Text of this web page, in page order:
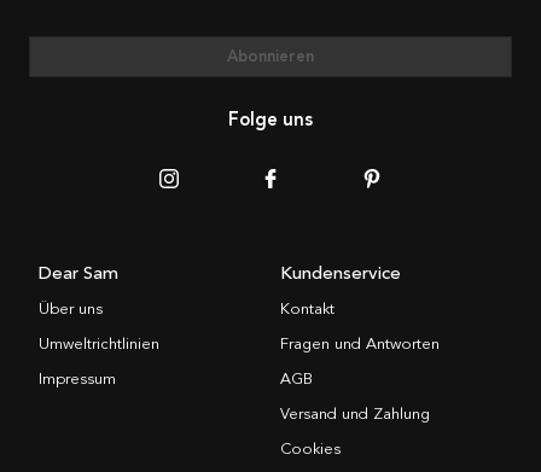
Abonnieren
Folge uns
Dear Sam
Über uns
Umweltrichtlinien
Impressum
Kundenservice
Kontakt
Fragen und Antworten
AGB
Versand und Zahlung
Cookies